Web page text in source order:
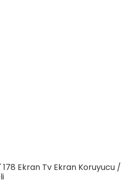
178 Ekran Tv Ekran Koruyucu /